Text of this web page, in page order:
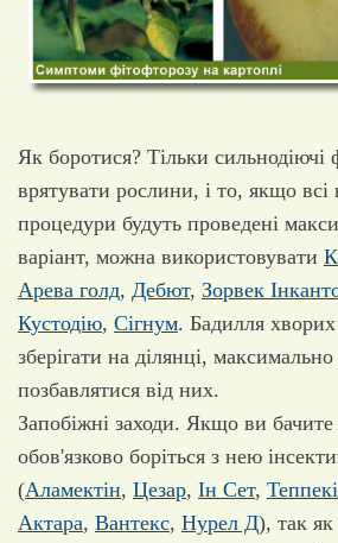
Як боротися? Тільки
врятувати рослини, і то, якщо всі
процедури будуть проведені
варіант, можна використовувати
Арева голд, Дебют, Зорвек
Кустодію, Сігнум. Бадилля
зберігати на ділянці,
позбавлятися від них.
Запобіжні заходи. Якщо ви
обов'язково боріться з нею
(Аламектін, Цезар, Ін Сет, Теппекі
Актара, Вантекс, Нурел Д), так